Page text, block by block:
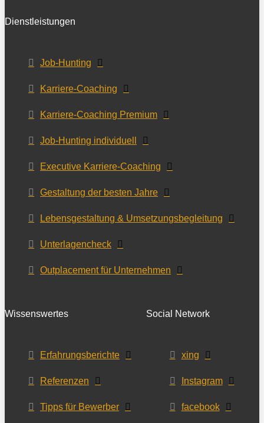
Dienstleistungen
Job-Hunting
Karriere-Coaching
Karriere-Coaching Premium
Job-Hunting individuell
Executive Karriere-Coaching
Gestaltung der besten Jahre
Lebensgestaltung & Umsetzungsbegleitung
Unterlagencheck
Outplacement für Unternehmen
Wissenswertes
Erfahrungsberichte
Referenzen
Tipps für Bewerber
Social Network
xing
Instagram
facebook